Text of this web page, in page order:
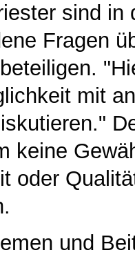
sind in
Fragen
mit
keine
oder
und